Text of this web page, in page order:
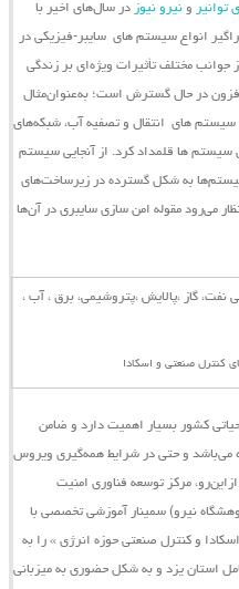
توانیر و نیرو نیوز در سال‌های اخیر با
انواع سیستم ‌های سایبر-فیزیکی در
جوانب مختلف تأثیرات ویژه‌ای بر زندگی
در حال گسترش است؛ به‌عنوان‌مثال
سیستم ‌های انتقال و تصفیه آب، شبکه‌های
سیستم ‌ها قلمداد کرد. از آنجایی سیستم
به شکل گسترده در زیرساخت‌های
می‌رود مقوله امن‌‌ سازی سایبری در آن‌ها
کنترل صنعتی و اسکادا
کشور بسیار اهمیت دارد و ضامن
می‌باشد و حتی در شرایط همه‌گیری ویروس
ازاین‌رو، مرکز توسعه فناوری امنیت
نیرو) سمینار آموزشی تخصصی با
و کنترل صنعتی حوزه انرژی » را به
استان یزد و به شکل حضوری به میزبانی